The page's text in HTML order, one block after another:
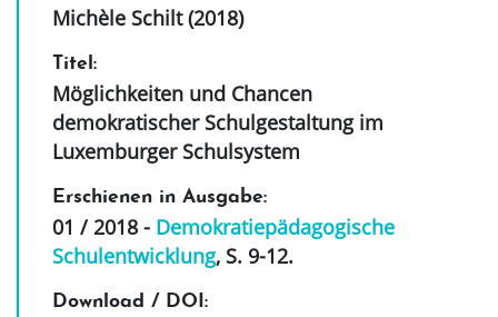
Michèle Schilt (2018)
Titel:
Möglichkeiten und Chancen
demokratischer Schulgestaltung im
Luxemburger Schulsystem
Erschienen in Ausgabe:
01 / 2018 - Demokratiepädagogische
Schulentwicklung, S. 9-12.
Download / DOI: